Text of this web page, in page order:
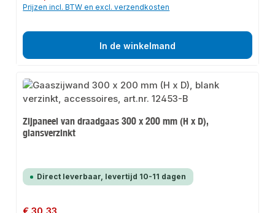
Prijzen incl. BTW en excl. verzendkosten
In de winkelmand
Zijpaneel van draadgaas 300 x 200 mm (H x D),
glansverzinkt
Direct leverbaar, levertijd 10-11 dagen
Normale prijs: